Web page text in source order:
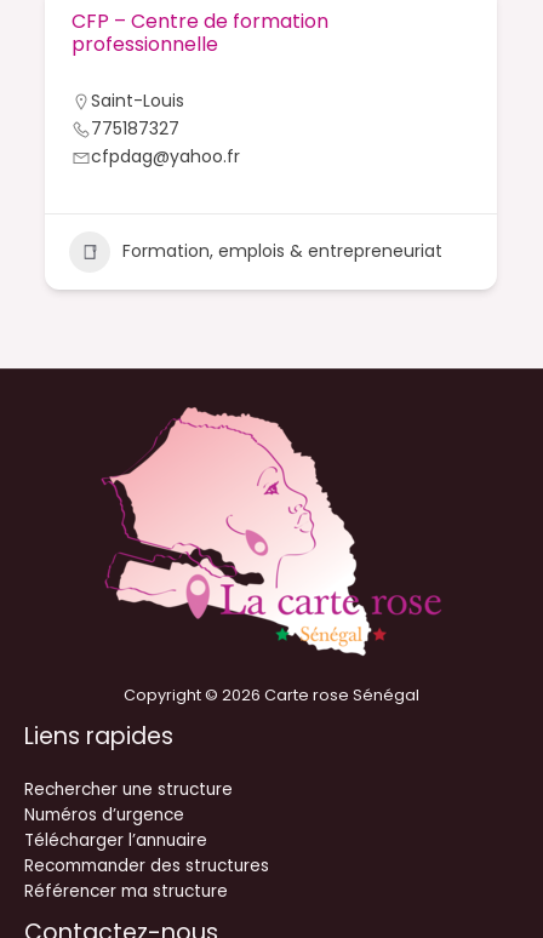
CFP – Centre de formation
professionnelle
Saint-Louis
775187327
cfpdag@yahoo.fr
Formation, emplois & entrepreneuriat
Copyright © 2026 Carte rose Sénégal
Liens rapides
Rechercher une structure
Numéros d’urgence
Télécharger l’annuaire
Recommander des structures
Référencer ma structure